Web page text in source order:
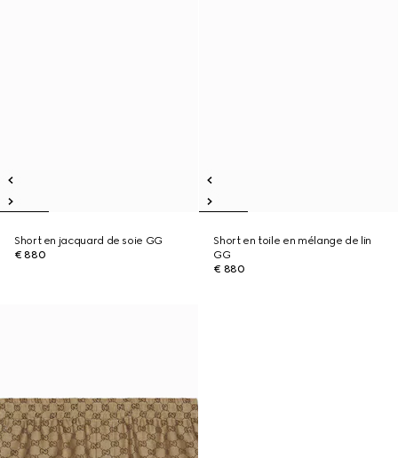
Short en jacquard de soie GG
€ 880
Short en toile en mélange de lin
GG
€ 880